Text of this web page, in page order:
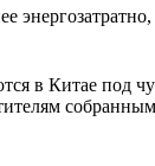
в Китае под